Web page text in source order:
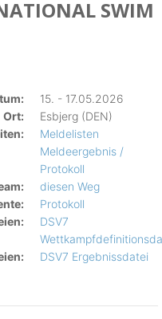
SWIM
15. - 17.05.2026
Ort:
Esbjerg (DEN)
Meldelisten
Meldeergebnis /
Protokoll
diesen Weg
Protokoll
DSV7
DSV7 Ergebnissdatei